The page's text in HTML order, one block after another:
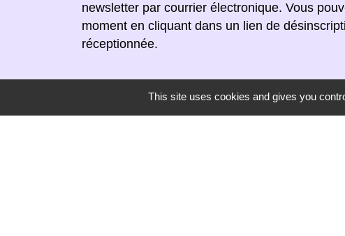
newsletter par courrier électronique. Vous
moment en cliquant dans un lien de
réceptionnée.
This site uses cookies and gives you